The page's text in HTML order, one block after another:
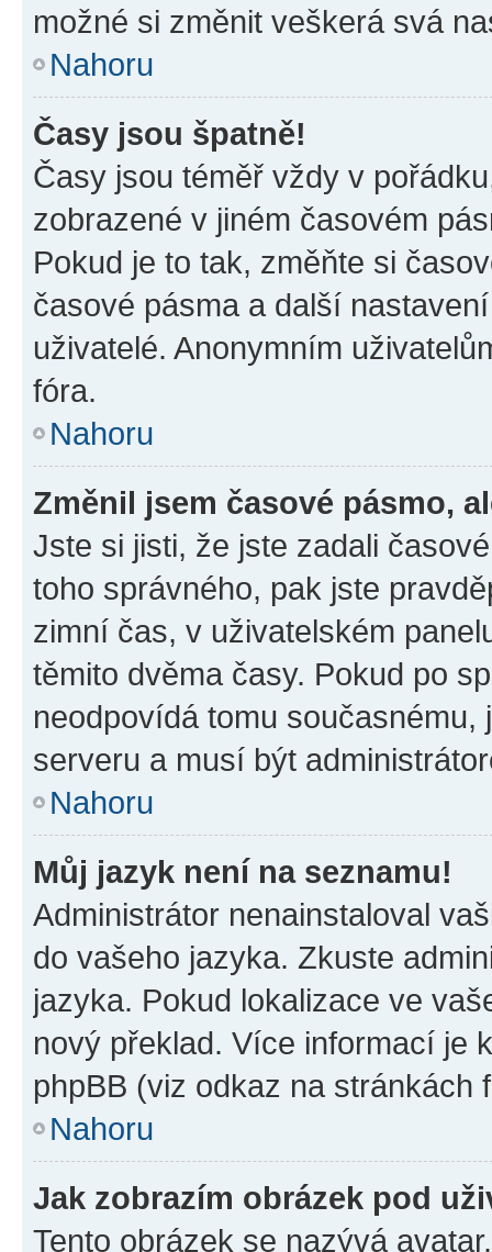
možné si změnit veškerá svá
Nahoru
Časy jsou špatně!
Časy jsou téměř vždy v
zobrazené v jiném časovém
Pokud je to tak, změňte si
časové pásma a další
uživatelé. Anonymním
fóra.
Nahoru
Změnil jsem časové pásmo,
Jste si jisti, že jste zadali
toho správného, pak jste
zimní čas, v uživatelském
těmito dvěma časy. Pokud po
neodpovídá tomu
serveru a musí být
Nahoru
Můj jazyk není na seznamu!
Administrátor nenainstaloval
do vašeho jazyka. Zkuste
jazyka. Pokud lokalizace ve
nový překlad. Více informací je
phpBB (viz odkaz na stránkách
Nahoru
Jak zobrazím obrázek pod
Tento obrázek se nazývá